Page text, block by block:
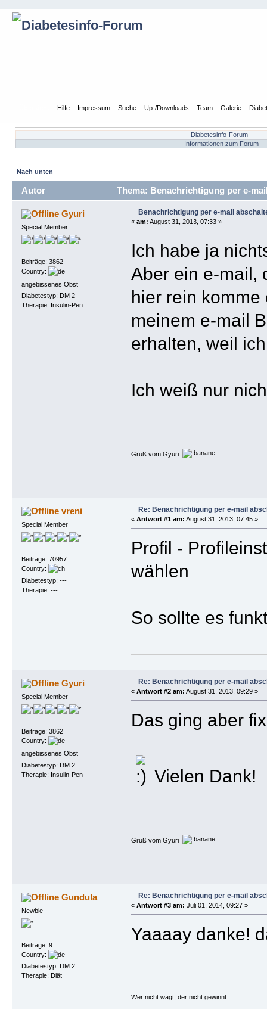
Hilfe Impressum Suche Up-/Downloads Team Galerie
Diabetesinfo-Forum
Informationen zum Forum
Nach unten
Autor Thema: Benachrichtigung per e-
Gyuri
Special Member
Beiträge: 3862
Country:
angebissenes Obst
Diabetestyp: DM 2
Therapie: Insulin-Pen
Benachrichtigung per e-mail
« am: August 31, 2013, 07:33 »
Ich habe ja
Aber ein e-mail,
hier rein
meinem e-mail
erhalten, weil
Ich weiß nur
Gruß vom Gyuri
vreni
Special Member
Beiträge: 70957
Country:
Diabetestyp: ---
Therapie: ---
Re: Benachrichtigung per e-mail
« Antwort #1 am: August 31, 2013, 07:45 »
Profil -
wählen
So sollte es
Gyuri
Special Member
Beiträge: 3862
Country:
angebissenes Obst
Diabetestyp: DM 2
Therapie: Insulin-Pen
Re: Benachrichtigung per e-mail
« Antwort #2 am: August 31, 2013, 09:29 »
Das ging aber
Vielen Dank!
Gruß vom Gyuri
Gundula
Newbie
Beiträge: 9
Country:
Diabetestyp: DM 2
Therapie: Diät
Re: Benachrichtigung per e-mail
« Antwort #3 am: Juli 01, 2014, 09:27 »
Yaaaay danke!
Wer nicht wagt, der nicht gewinnt.